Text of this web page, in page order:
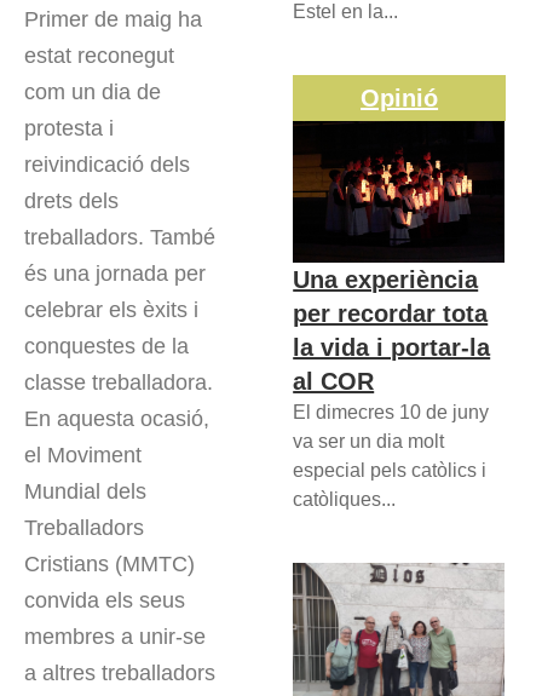
Primer de maig ha
estat reconegut
com un dia de
protesta i
reivindicació dels
drets dels
treballadors. També
és una jornada per
celebrar els èxits i
conquestes de la
classe treballadora.
En aquesta ocasió,
el Moviment
Mundial dels
Treballadors
Cristians (MMTC)
convida els seus
membres a unir-se
a altres treballadors
Estel en la...
Opinió
Una experiència
per recordar tota
la vida i portar-la
al COR
El dimecres 10 de juny
va ser un dia molt
especial pels catòlics i
catòliques...